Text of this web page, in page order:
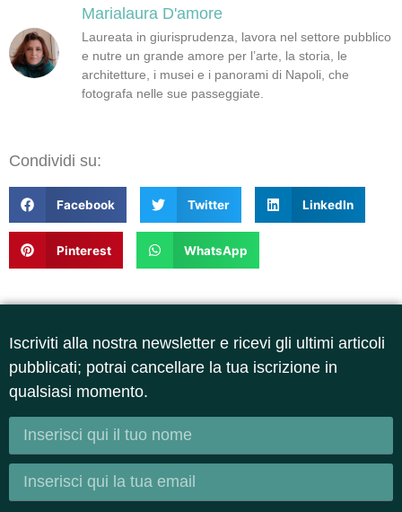
Marialaura D'amore
Laureata in giurisprudenza, lavora nel settore pubblico
e nutre un grande amore per l’arte, la storia, le
architetture, i musei e i panorami di Napoli, che
fotografa nelle sue passeggiate.
Condividi su:
Facebook Twitter LinkedIn
Pinterest WhatsApp
Iscriviti alla nostra newsletter e ricevi gli ultimi articoli
pubblicati; potrai cancellare la tua iscrizione in
qualsiasi momento.